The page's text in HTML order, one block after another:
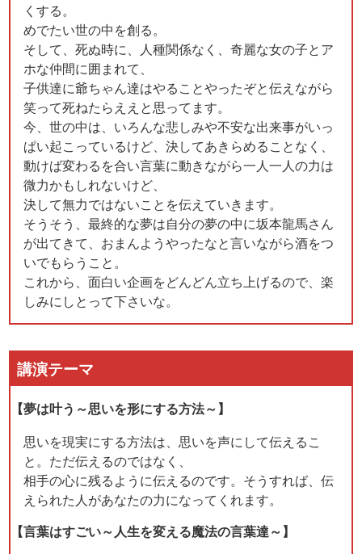
くする。
めでたい世の中を創る。
そして、死ぬ時に、人種関係なく、奇麗な女の子とア
ホな仲間に囲まれて、
子供達に爺ちゃん達はやることやったぞと伝えながら
笑って死ねたらええと思ってます。
今、世の中は、いろんな悲しみや不安な出来事がいっ
ぱい起こっているけど、決してあきらめることなく、
動けば変わるを合い言葉に動きながら一人一人の力は
微力かもしれないけど、
決して無力ではないことを伝えていきます。
そうそう、最終的な夢は自分の夢の中に坂本龍馬さん
が出てきて、おまんようやったなと言いながら酒をつ
いでもらうこと。
これから、面白い企画をどんどん立ち上げるので、楽
しみにしとって下さいな。
講演テーマ
【夢は叶う～思いを形にする方法～】
思いを現実にする方法は、思いを声にして伝えるこ
と。ただ伝えるのではなく、
相手の心に残るように伝えるのです。そうすれば、伝
えられた人があなたの力になってくれます。
【言葉はすごい～人生を変える魔法の言葉達～】